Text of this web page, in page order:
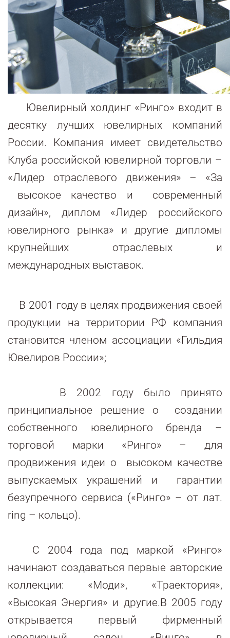
Ювелирный холдинг «Ринго» входит в
десятку лучших ювелирных компаний
России. Компания имеет свидетельство
Клуба российской ювелирной торговли –
«Лидер отраслевого движения» – «За
высокое качество и современный
дизайн», диплом «Лидер российского
ювелирного рынка» и другие дипломы
крупнейших отраслевых и
международных выставок.
В 2001 году в целях продвижения своей
продукции на территории РФ компания
становится членом ассоциации «Гильдия
Ювелиров России»;
В 2002 году было принято
принципиальное решение о создании
собственного ювелирного бренда –
торговой марки «Ринго» – для
продвижения идеи о высоком качестве
выпускаемых украшений и гарантии
безупречного сервиса («Ринго» – от лат.
ring – кольцо).
С 2004 года под маркой «Ринго»
начинают создаваться первые авторские
коллекции: «Моди», «Траектория»,
«Высокая Энергия» и другие.В 2005 году
открывается первый фирменный